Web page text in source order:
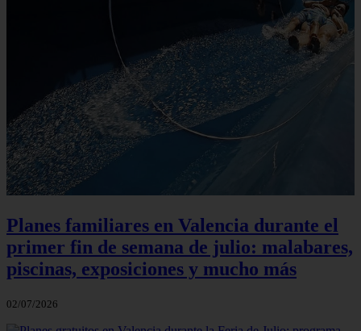
Planes familiares en Valencia durante el
primer fin de semana de julio: malabares,
piscinas, exposiciones y mucho más
02/07/2026